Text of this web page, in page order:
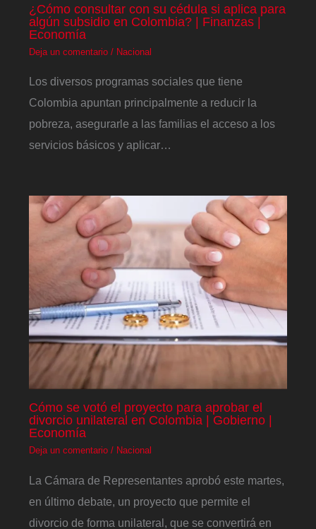
¿Cómo consultar con su cédula si aplica para
algún subsidio en Colombia? | Finanzas |
Economía
Deja un comentario / Nacional
Los diversos programas sociales que tiene
Colombia apuntan principalmente a reducir la
pobreza, asegurarle a las familias el acceso a los
servicios básicos y aplicar…
Cómo se votó el proyecto para aprobar el
divorcio unilateral en Colombia | Gobierno |
Economía
Deja un comentario / Nacional
La Cámara de Representantes aprobó este martes,
en último debate, un proyecto que permite el
divorcio de forma unilateral, que se convertirá en